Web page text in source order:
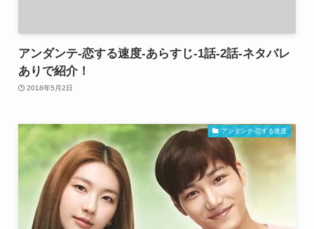
アンダンテ-恋する速度-あらすじ-1話-2話-ネタバレ
ありで紹介！
2018年5月2日
アンダンテ-恋する速度